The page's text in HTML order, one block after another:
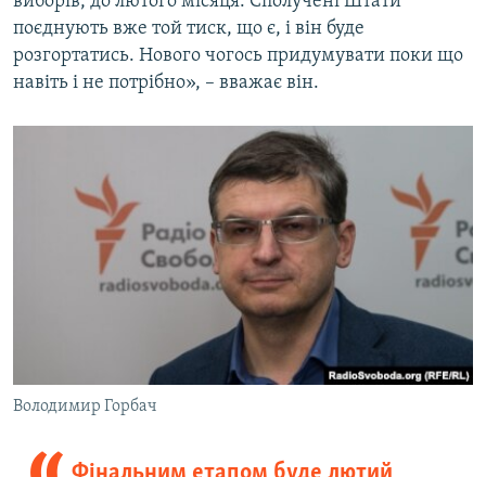
поєднують вже той тиск, що є, і він буде
розгортатись. Нового чогось придумувати поки що
навіть і не потрібно», – вважає він.
Володимир Горбач